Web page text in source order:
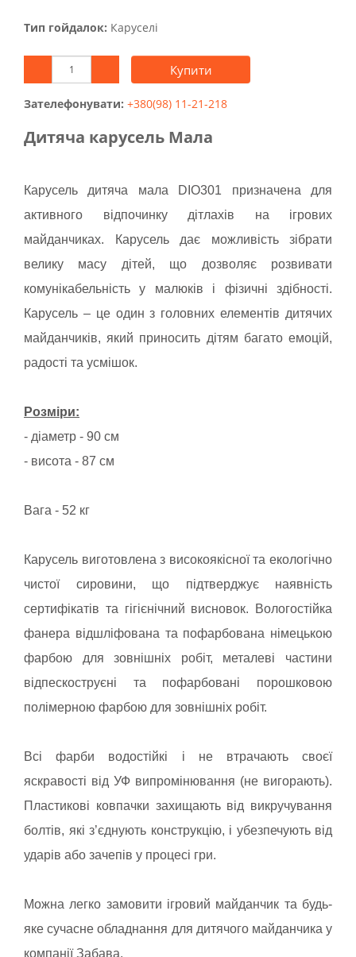
Тип гойдалок: Каруселі
Купити
Зателефонувати: +380(98) 11-21-218
Дитяча карусель Мала
Карусель дитяча мала DIO301 призначена для
активного відпочинку дітлахів на ігрових
майданчиках. Карусель дає можливість зібрати
велику масу дітей, що дозволяє розвивати
комунікабельність у малюків і фізичні здібності.
Карусель – це один з головних елементів дитячих
майданчиків, який приносить дітям багато емоцій,
радості та усмішок.
Розміри:
- діаметр - 90 см
- висота - 87 см
Вага - 52 кг
Карусель виготовлена ​​з високоякісної та екологічно
чистої сировини, що підтверджує наявність
сертифікатів та гігієнічний висновок. Вологостійка
фанера відшліфована та пофарбована німецькою
фарбою для зовнішніх робіт, металеві частини
відпескоструєні та пофарбовані порошковою
полімерною фарбою для зовнішніх робіт.
Всі фарби водостійкі і не втрачають своєї
яскравості від УФ випромінювання (не вигорають).
Пластикові ковпачки захищають від викручування
болтів, які з’єднують конструкцію, і убезпечують від
ударів або зачепів у процесі гри.
Можна легко замовити ігровий майданчик та будь-
яке сучасне обладнання для дитячого майданчика у
компанії Забава.